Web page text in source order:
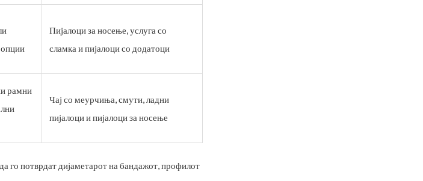
Пијалоци за носење, услуга со
сламка и пијалоци со додатоци
рамни
Чај со меурчиња, смути, ладни
пијалоци и пијалоци за носење
го потврдат дијаметарот на бандажот, профилот